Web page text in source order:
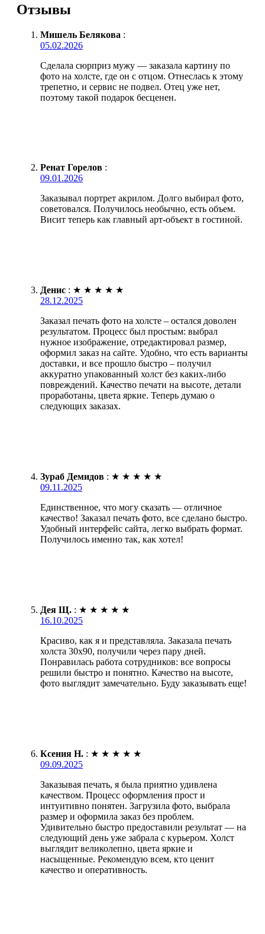
Отзывы
Мишель Белякова :
05.02.2026
Сделала сюрприз мужу — заказала картину по
фото на холсте, где он с отцом. Отнеслась к этому
трепетно, и сервис не подвел. Отец уже нет,
поэтому такой подарок бесценен.
Ренат Горелов :
09.01.2026
Заказывал портрет акрилом. Долго выбирал фото,
советовался. Получилось необычно, есть объем.
Висит теперь как главный арт-объект в гостиной.
Денис : ★ ★ ★ ★ ★
28.12.2025
Заказал печать фото на холсте – остался доволен
результатом. Процесс был простым: выбрал
нужное изображение, отредактировал размер,
оформил заказ на сайте. Удобно, что есть варианты
доставки, и все прошло быстро – получил
аккуратно упакованный холст без каких-либо
повреждений. Качество печати на высоте, детали
проработаны, цвета яркие. Теперь думаю о
следующих заказах.
Зураб Демидов : ★ ★ ★ ★ ★
09.11.2025
Единственное, что могу сказать — отличное
качество! Заказал печать фото, все сделано быстро.
Удобный интерфейс сайта, легко выбрать формат.
Получилось именно так, как хотел!
Дея Щ. : ★ ★ ★ ★ ★
16.10.2025
Красиво, как я и представляла. Заказала печать
холста 30х90, получили через пару дней.
Понравилась работа сотрудников: все вопросы
решили быстро и понятно. Качество на высоте,
фото выглядит замечательно. Буду заказывать еще!
Ксения Н. : ★ ★ ★ ★ ★
09.09.2025
Заказывая печать, я была приятно удивлена
качеством. Процесс оформления прост и
интуитивно понятен. Загрузила фото, выбрала
размер и оформила заказ без проблем.
Удивительно быстро предоставили результат — на
следующий день уже забрала с курьером. Холст
выглядит великолепно, цвета яркие и
насыщенные. Рекомендую всем, кто ценит
качество и оперативность.